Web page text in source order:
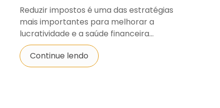
Reduzir impostos é uma das estratégias
mais importantes para melhorar a
lucratividade e a saúde financeira...
Continue lendo